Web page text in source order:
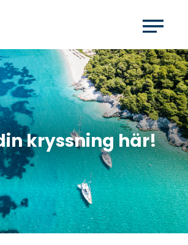
kryssning här!